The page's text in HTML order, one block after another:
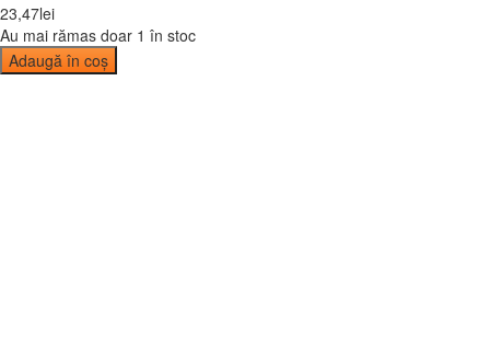
23,47lei
Au mai rămas doar 1 în stoc
Adaugă în coș